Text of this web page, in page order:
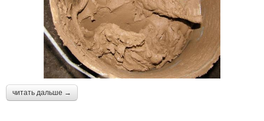
читать дальше →